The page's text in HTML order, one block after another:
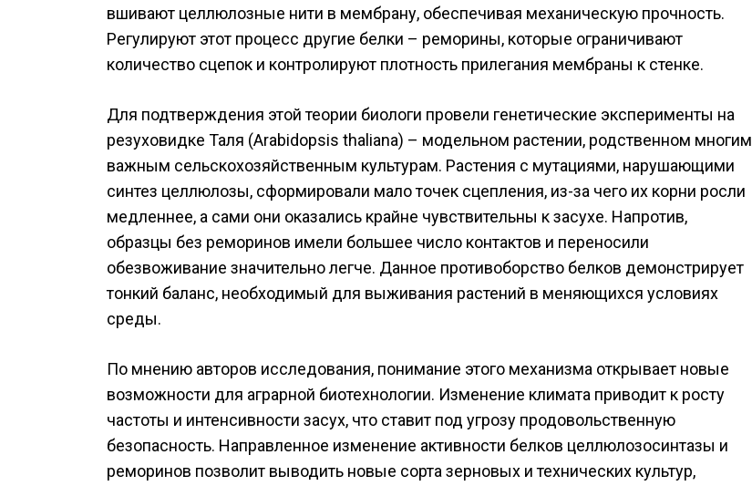
вшивают целлюлозные нити в мембрану, обеспечивая механическую прочность.
Регулируют этот процесс другие белки – реморины, которые ограничивают
количество сцепок и контролируют плотность прилегания мембраны к стенке.
Для подтверждения этой теории биологи провели генетические эксперименты на
резуховидке Таля (Arabidopsis thaliana) – модельном растении, родственном многим
важным сельскохозяйственным культурам. Растения с мутациями, нарушающими
синтез целлюлозы, сформировали мало точек сцепления, из-за чего их корни росли
медленнее, а сами они оказались крайне чувствительны к засухе. Напротив,
образцы без реморинов имели большее число контактов и переносили
обезвоживание значительно легче. Данное противоборство белков демонстрирует
тонкий баланс, необходимый для выживания растений в меняющихся условиях
среды.
По мнению авторов исследования, понимание этого механизма открывает новые
возможности для аграрной биотехнологии. Изменение климата приводит к росту
частоты и интенсивности засух, что ставит под угрозу продовольственную
безопасность. Направленное изменение активности белков целлюлозосинтазы и
реморинов позволит выводить новые сорта зерновых и технических культур,